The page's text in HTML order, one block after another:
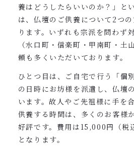
養はどうしたらいいのか？」と
は、仏壇のご供養について2つ
ります。いずれも宗派を問わず
（水口町・信楽町・甲南町・土
頼も多くいただいております。
ひとつ目は、ご自宅で行う「個
の日時にお坊様を派遣し、仏壇
います。故人やご先祖様に手を
供養する時間は、多くのお客様
好評です。費用は15,000円（税
となります。